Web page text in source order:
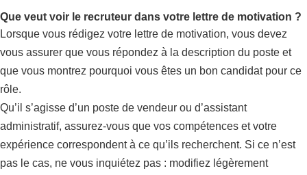
Que veut voir le recruteur dans votre lettre de motivation ?
Lorsque vous rédigez votre lettre de motivation, vous devez
vous assurer que vous répondez à la description du poste et
que vous montrez pourquoi vous êtes un bon candidat pour ce
rôle.
Qu’il s’agisse d’un poste de vendeur ou d’assistant
administratif, assurez-vous que vos compétences et votre
expérience correspondent à ce qu’ils recherchent. Si ce n’est
pas le cas, ne vous inquiétez pas : modifiez légèrement